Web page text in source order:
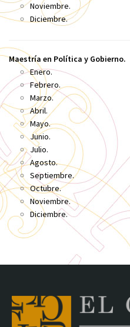
Noviembre.
Diciembre.
Maestría en Política y Gobierno.
Enero.
Febrero.
Marzo.
Abril.
Mayo.
Junio.
Julio.
Agosto.
Septiembre.
Octubre.
Noviembre.
Diciembre.